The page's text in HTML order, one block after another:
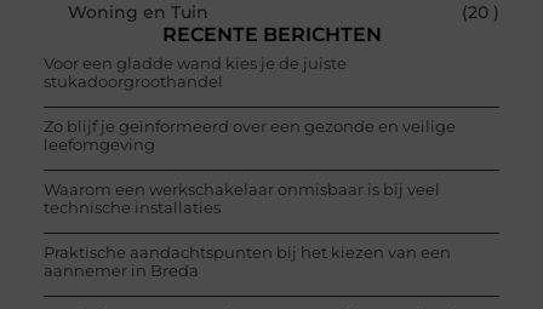
Woning en Tuin
(20 )
RECENTE BERICHTEN
Voor een gladde wand kies je de juiste
stukadoorgroothandel
Zo blijf je geïnformeerd over een gezonde en veilige
leefomgeving
Waarom een werkschakelaar onmisbaar is bij veel
technische installaties
Praktische aandachtspunten bij het kiezen van een
aannemer in Breda